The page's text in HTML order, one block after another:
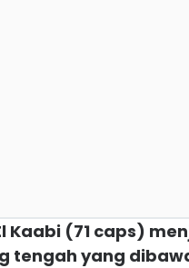
Kaabi (71 caps)
tengah yang